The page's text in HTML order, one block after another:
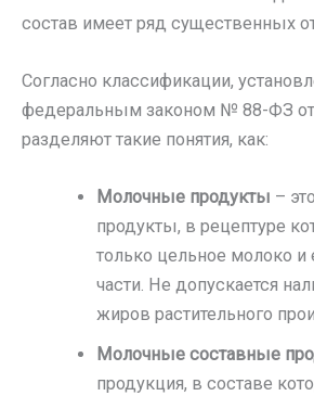
состав имеет ряд существенных
Согласно классификации,
федеральным законом № 88-ФЗ от
разделяют такие понятия, как:
Молочные продукты –
продукты, в рецептуре
только цельное молоко и
части. Не допускается
жиров растительного
Молочные составные
продукция, в составе